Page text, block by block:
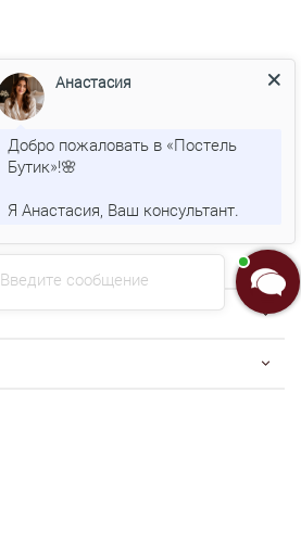
Введите сообщение
Анастасия
Добро пожаловать в «Постель
Бутик»!🌸
Я Анастасия, Ваш консультант.